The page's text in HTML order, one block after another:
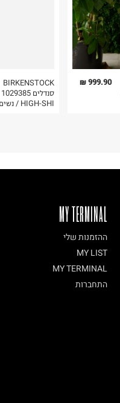
BIRKENSTOCK
HIGH-SHI / נשים
999.90 ₪
MY TERMINAL
ההזמנות שלי
MY LIST
MY TERMINAL
התחברות